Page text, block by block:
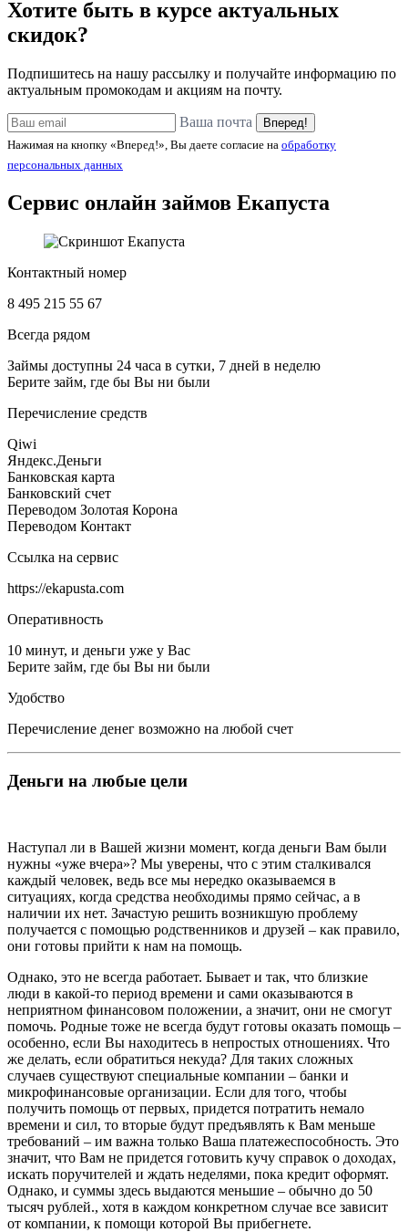
Хотите быть в курсе актуальных
скидок?
Подпишитесь на нашу рассылку и получайте информацию по
актуальным промокодам и акциям на почту.
Ваша почта
Вперед!
Нажимая на кнопку «Вперед!», Вы даете согласие на обработку
персональных данных
Сервис онлайн займов Екапуста
Контактный номер
8 495 215 55 67
Всегда рядом
Займы доступны 24 часа в сутки, 7 дней в неделю
Берите займ, где бы Вы ни были
Перечисление средств
Qiwi
Яндекс.Деньги
Банковская карта
Банковский счет
Переводом Золотая Корона
Переводом Контакт
Ссылка на сервис
https://ekapusta.com
Оперативность
10 минут, и деньги уже у Вас
Берите займ, где бы Вы ни были
Удобство
Перечисление денег возможно на любой счет
Деньги на любые цели
Наступал ли в Вашей жизни момент, когда деньги Вам были
нужны «уже вчера»? Мы уверены, что с этим сталкивался
каждый человек, ведь все мы нередко оказываемся в
ситуациях, когда средства необходимы прямо сейчас, а в
наличии их нет. Зачастую решить возникшую проблему
получается с помощью родственников и друзей – как правило,
они готовы прийти к нам на помощь.
Однако, это не всегда работает. Бывает и так, что близкие
люди в какой-то период времени и сами оказываются в
неприятном финансовом положении, а значит, они не смогут
помочь. Родные тоже не всегда будут готовы оказать помощь –
особенно, если Вы находитесь в непростых отношениях. Что
же делать, если обратиться некуда? Для таких сложных
случаев существуют специальные компании – банки и
микрофинансовые организации. Если для того, чтобы
получить помощь от первых, придется потратить немало
времени и сил, то вторые будут предъявлять к Вам меньше
требований – им важна только Ваша платежеспособность. Это
значит, что Вам не придется готовить кучу справок о доходах,
искать поручителей и ждать неделями, пока кредит оформят.
Однако, и суммы здесь выдаются меньшие – обычно до 50
тысяч рублей., хотя в каждом конкретном случае все зависит
от компании, к помощи которой Вы прибегнете.